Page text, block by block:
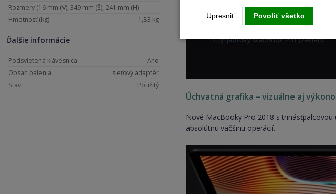
Rozmery (16 mm (V), 349 mm (Š), 241 mm (H)
Hmotnosť (kg):
1,83 kg
Ďalšie informácie
Podsvietená klávesnica:
Ano
Obsah balenia:
sieťový adaptér
Stav:
Použitý
Úchvatná grafika – vizuálne aj
Nové MacBooky Pro 2018 s
absolútnu väčšinu operácií.
Upresniť Povoliť všetko